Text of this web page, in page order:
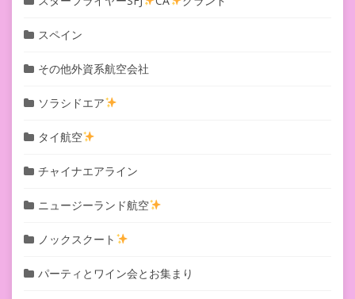
スペイン
その他外資系航空会社
ソラシドエア
タイ航空
チャイナエアライン
ニュージーランド航空
ノックスクート
パーティとワイン会とお集まり